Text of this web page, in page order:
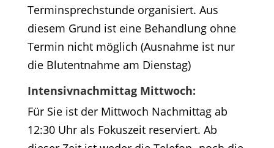
Terminsprechstunde organisiert. Aus
diesem Grund ist eine Behandlung ohne
Termin nicht möglich (Ausnahme ist nur
die Blutentnahme am Dienstag)
Intensivnachmittag Mittwoch:
Für Sie ist der Mittwoch Nachmittag ab
12:30 Uhr als Fokuszeit reserviert. Ab